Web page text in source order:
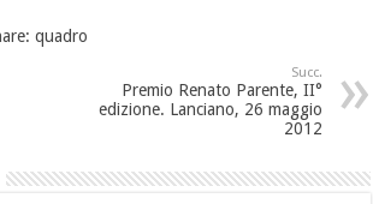
quadro
Succ.
Premio Renato Parente, II°
edizione. Lanciano, 26 maggio
2012